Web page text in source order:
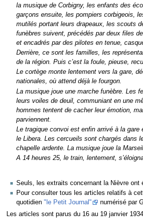
la musique de Corbigny, les enfants des
garçons ensuite, les pompiers corbigeois,
mutilés portant leurs drapeaux, les scouts
funèbres suivent, précédés par deux files de
et encadrés par des pilotes en tenue,
Derrière, ce sont les familles, les
de la région. Puis c’est la foule, pieuse,
Le cortège monte lentement vers la gare,
nationales, où attend déjà le fourgon.
La musique joue une marche funèbre. Les
leurs voiles de deuil, communiant en une
hommes tentent de cacher leur émotion,
parviennent.
Le tragique convoi est enfin arrivé à la gare
le Libera. Les cercueils sont chargés dans
chapelle ardente. La musique joue la
A 14 heures 25, le train, lentement,
Seuls, les extraits concernant la Nièvre ont
Pour consulter tous les articles relatifs à
quotidien "le Petit Journal"
numérisé par
Les articles sont parus du 16 au 19 janvier